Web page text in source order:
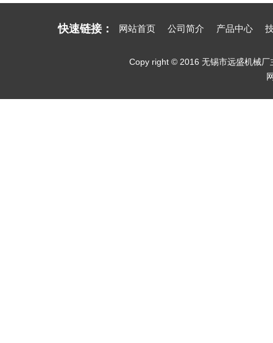
快速链接： 网站首页 公司简介 产品中心
Copy right © 2016 无锡市远盛机械